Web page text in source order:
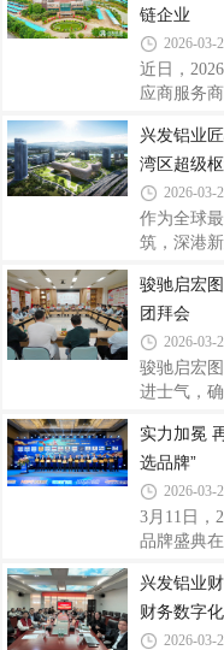
流，公司
行业发展
业同心聚
雨，发奋
庆作题为
诚挚感谢
在全球经
链企业
2026-03-
近日，
应商服务
材”再度荣
选供应商
统”位列系
在建筑铝
力。该测
新质生产
户抽样调
兴发铝业
湾区超级
2026-03-
作为全球
筑，深港
凭借硬核
级门户工
大国工程
口岸总建
际、深圳
的建筑形
划地上5层
骏驰启宏
团拜会
2026-03-
骏驰启宏
进士气，
子成员，
共叙情谊
司党委书
新春问候
所取得的
展新阶段
代中国特
实力加冕
选品牌”
2026-03-
3月11日，
品牌盛典
获“建筑型
地产与门
料
兴发铝业
财务数字
2026-03-